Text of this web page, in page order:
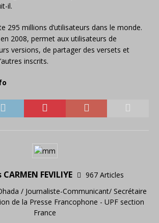
il.
295 millions d’utilisateurs dans le monde.
2008, permet aux utilisateurs de
versions, de partager des versets et
inscrits.
FEVILIYE
967 Articles
/ Journaliste-Communicant/ Secrétaire
de la Presse Francophone - UPF section
France